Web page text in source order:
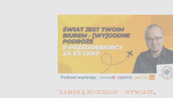
"LAMPKĄ PO OCZACH" - WYWIADY,